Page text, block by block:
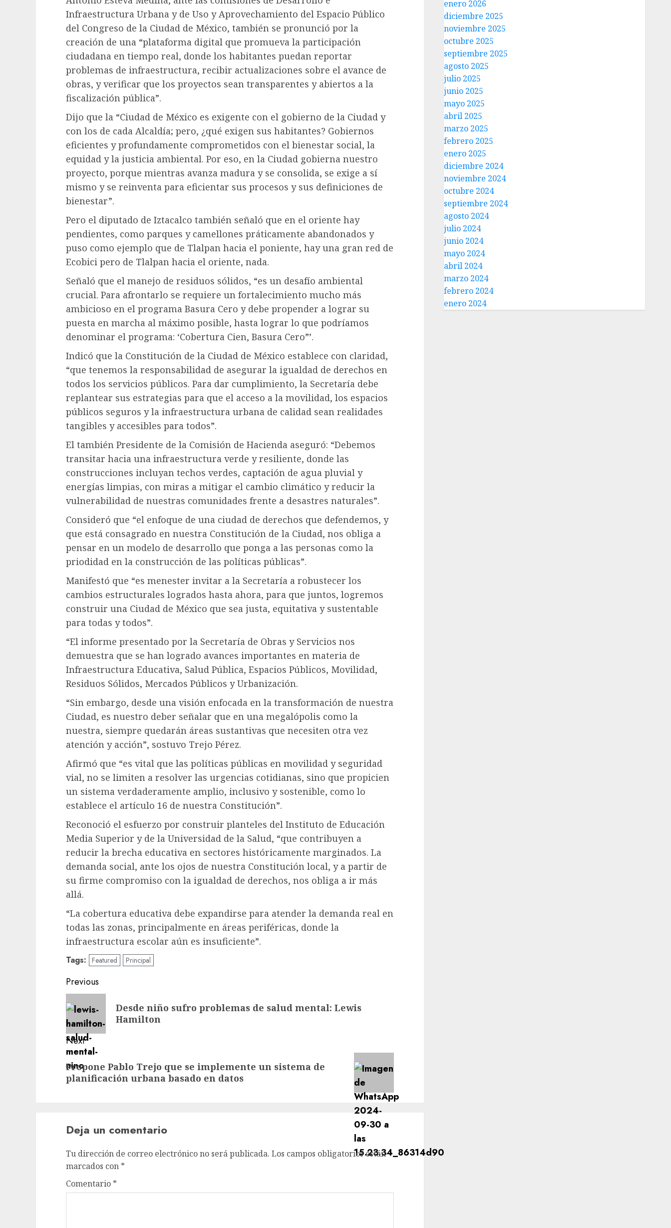
Infraestructura Urbana y de Uso y Aprovechamiento del Espacio Público
del Congreso de la Ciudad de México, también se pronunció por la
creación de una “plataforma digital que promueva la participación
ciudadana en tiempo real, donde los habitantes puedan reportar
problemas de infraestructura, recibir actualizaciones sobre el avance de
obras, y verificar que los proyectos sean transparentes y abiertos a la
fiscalización pública”.
Dijo que la “Ciudad de México es exigente con el gobierno de la Ciudad y
con los de cada Alcaldía; pero, ¿qué exigen sus habitantes? Gobiernos
eficientes y profundamente comprometidos con el bienestar social, la
equidad y la justicia ambiental. Por eso, en la Ciudad gobierna nuestro
proyecto, porque mientras avanza madura y se consolida, se exige a sí
mismo y se reinventa para eficientar sus procesos y sus definiciones de
bienestar”.
Pero el diputado de Iztacalco también señaló que en el oriente hay
pendientes, como parques y camellones práticamente abandonados y
puso como ejemplo que de Tlalpan hacia el poniente, hay una gran red de
Ecobici pero de Tlalpan hacia el oriente, nada.
Señaló que el manejo de residuos sólidos, “es un desafío ambiental
crucial. Para afrontarlo se requiere un fortalecimiento mucho más
ambicioso en el programa Basura Cero y debe propender a lograr su
puesta en marcha al máximo posible, hasta lograr lo que podríamos
denominar el programa: ‘Cobertura Cien, Basura Cero”’.
Indicó que la Constitución de la Ciudad de México establece con claridad,
“que tenemos la responsabilidad de asegurar la igualdad de derechos en
todos los servicios públicos. Para dar cumplimiento, la Secretaría debe
replantear sus estrategias para que el acceso a la movilidad, los espacios
públicos seguros y la infraestructura urbana de calidad sean realidades
tangibles y accesibles para todos”.
El también Presidente de la Comisión de Hacienda aseguró: “Debemos
transitar hacia una infraestructura verde y resiliente, donde las
construcciones incluyan techos verdes, captación de agua pluvial y
energías limpias, con miras a mitigar el cambio climático y reducir la
vulnerabilidad de nuestras comunidades frente a desastres naturales”.
Consideró que “el enfoque de una ciudad de derechos que defendemos, y
que está consagrado en nuestra Constitución de la Ciudad, nos obliga a
pensar en un modelo de desarrollo que ponga a las personas como la
priodidad en la construcción de las políticas públicas”.
Manifestó que “es menester invitar a la Secretaría a robustecer los
cambios estructurales logrados hasta ahora, para que juntos, logremos
construir una Ciudad de México que sea justa, equitativa y sustentable
para todas y todos”.
“El informe presentado por la Secretaría de Obras y Servicios nos
demuestra que se han logrado avances importantes en materia de
Infraestructura Educativa, Salud Pública, Espacios Públicos, Movilidad,
Residuos Sólidos, Mercados Públicos y Urbanización.
“Sin embargo, desde una visión enfocada en la transformación de nuestra
Ciudad, es nuestro deber señalar que en una megalópolis como la
nuestra, siempre quedarán áreas sustantivas que necesiten otra vez
atención y acción”, sostuvo Trejo Pérez.
Afirmó que “es vital que las políticas públicas en movilidad y seguridad
vial, no se limiten a resolver las urgencias cotidianas, sino que propicien
un sistema verdaderamente amplio, inclusivo y sostenible, como lo
establece el artículo 16 de nuestra Constitución”.
Reconoció el esfuerzo por construir planteles del Instituto de Educación
Media Superior y de la Universidad de la Salud, “que contribuyen a
reducir la brecha educativa en sectores históricamente marginados. La
demanda social, ante los ojos de nuestra Constitución local, y a partir de
su firme compromiso con la igualdad de derechos, nos obliga a ir más
allá.
“La cobertura educativa debe expandirse para atender la demanda real en
todas las zonas, principalmente en áreas periféricas, donde la
infraestructura escolar aún es insuficiente”.
Tags: Featured Principal
Previous
Desde niño sufro problemas de salud mental: Lewis
Hamilton
Next
Propone Pablo Trejo que se implemente un sistema de
planificación urbana basado en datos
Deja un comentario
Tu dirección de correo electrónico no será publicada. Los campos obligatorios están
marcados con *
Comentario *
enero 2026
diciembre 2025
noviembre 2025
octubre 2025
septiembre 2025
agosto 2025
julio 2025
junio 2025
mayo 2025
abril 2025
marzo 2025
febrero 2025
enero 2025
diciembre 2024
noviembre 2024
octubre 2024
septiembre 2024
agosto 2024
julio 2024
junio 2024
mayo 2024
abril 2024
marzo 2024
febrero 2024
enero 2024